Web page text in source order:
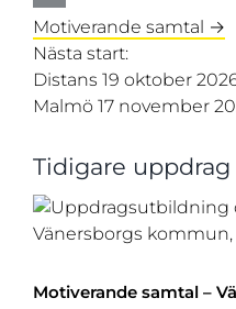
Motiverande samtal →
Nästa start:
Distans 19 oktober
Malmö 17 november
Tidigare uppdrag
Motiverande samtal –